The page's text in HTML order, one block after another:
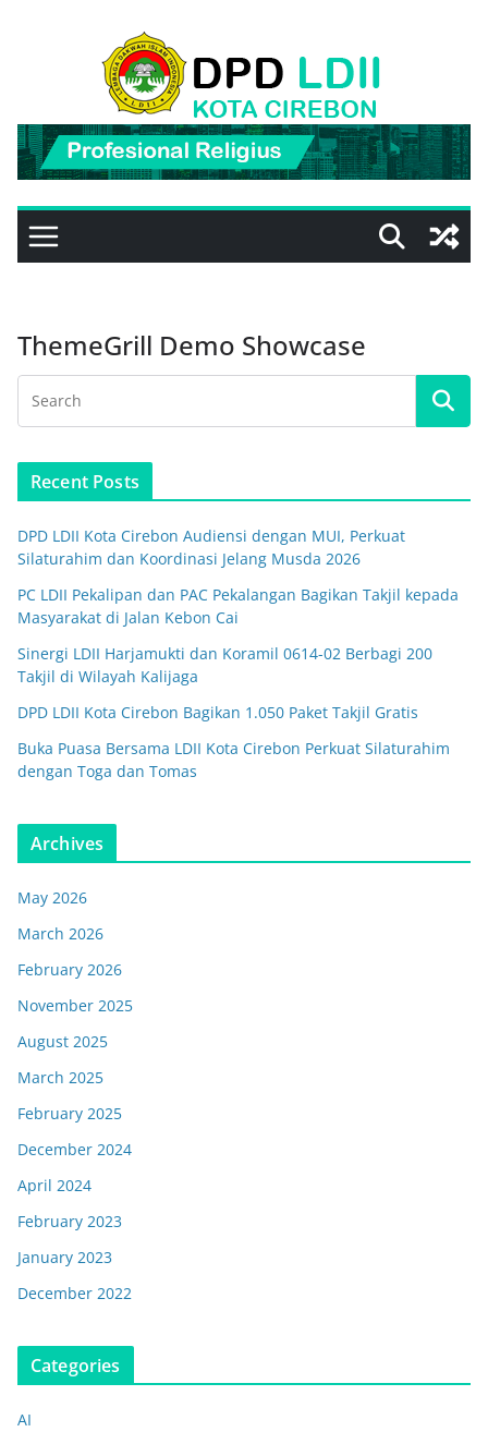
ThemeGrill Demo Showcase
Recent Posts
DPD LDII Kota Cirebon Audiensi dengan MUI, Perkuat
Silaturahim dan Koordinasi Jelang Musda 2026
PC LDII Pekalipan dan PAC Pekalangan Bagikan Takjil kepada
Masyarakat di Jalan Kebon Cai
Sinergi LDII Harjamukti dan Koramil 0614-02 Berbagi 200
Takjil di Wilayah Kalijaga
DPD LDII Kota Cirebon Bagikan 1.050 Paket Takjil Gratis
Buka Puasa Bersama LDII Kota Cirebon Perkuat Silaturahim
dengan Toga dan Tomas
Archives
May 2026
March 2026
February 2026
November 2025
August 2025
March 2025
February 2025
December 2024
April 2024
February 2023
January 2023
December 2022
Categories
AI